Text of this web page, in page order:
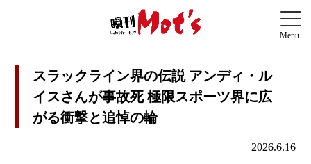
スラックライン界の伝説 アンディ・ル
イスさんが事故死 極限スポーツ界に広
がる衝撃と追悼の輪
2026.6.16